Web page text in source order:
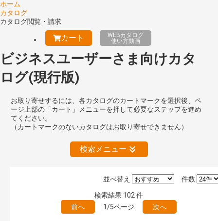
ホーム
カタログ
カタログ閲覧・請求
カート
WEBカタログ
使い方動画
ビジネスユーザーさま向けカタ
ログ(現行版)
お取り寄せするには、各カタログのカートマークを選択後、ペ
ージ上部の「カート」メニューを押して必要なステップを進め
てください。
（カートマークのないカタログはお取り寄せできません）
検索メニュー
絞り込みの解除
件数
並べ替え
検索結果 102 件
前へ
1/5ページ 次へ